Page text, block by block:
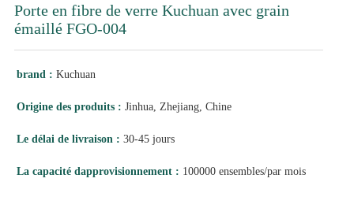
Porte en fibre de verre Kuchuan avec grain
émaillé FGO-004
brand : Kuchuan
Origine des produits : Jinhua, Zhejiang, Chine
Le délai de livraison : 30-45 jours
La capacité dapprovisionnement : 100000 ensembles/par mois